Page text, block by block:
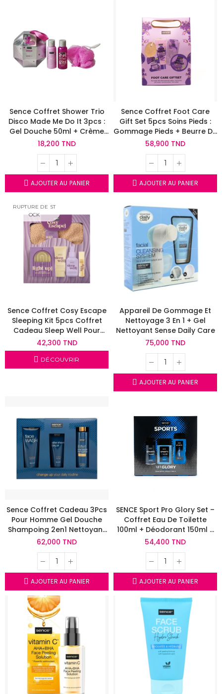
Sence Coffret Shower Trio
Disco Made Me Do It 3pcs :
Gel Douche 50ml + Crème
De Douche 50ml + Eponge
18,200 TND
AJOUTER AU PANIER
Sence Coffret Foot Care
Gift Set 5pcs Soins Pieds :
Gommage Pieds + Beurre De
Pieds + Chaussettes Douces
58,900 TND
AJOUTER AU PANIER
RUPTURE DE ST
OCK
Sence Coffret Cosy Escape
Sleeping Kit 5pcs Coffret
Cadeau Sleep Well Pour
Sommeil
42,300 TND
DÉCOUVRIR
Appareil De Gommage Et
Nettoyage 3 En 1 + Gel
Nettoyant Sense Daily Care
75,000 TND
AJOUTER AU PANIER
Sence Coffret Cadeau 3Pcs
Pour Homme Gel Douche
Shampoing 2en1 Nettoyant
Visage Baume Après
62,000 TND
AJOUTER AU PANIER
SENCE Sport Pro Glory Set –
Coffret Eau De Toilette
100ml + Déodorant 150ml +
Gel Douche 240ml
54,400 TND
AJOUTER AU PANIER